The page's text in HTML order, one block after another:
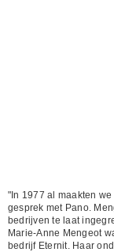
"In 1977 al maakten
gesprek met Pano.
bedrijven te laat
Marie-Anne Mengeot
bedrijf Eternit. Haar